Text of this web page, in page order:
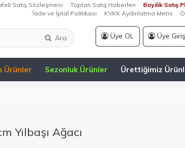
Bayilik Satış
Toptan Satış Haberleri
Satış Sözleşmesi
KVKK Aydınlatma Metni
İade ve İptal Politikası
Ara Üye OL Üye
Ürünler Sezonluk Ürünler Ürettiğimiz
Yılbaşı Ağacı